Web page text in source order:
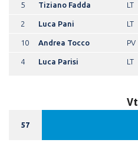
5 Tiziano Fadda LT
2 Luca Pani LT
10 Andrea Tocco PV
4 Luca Parisi LT
Vt
57